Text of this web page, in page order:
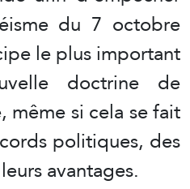
du 7 octobre
le plus important
doctrine de
même si cela se fait
politiques, des
avantages.